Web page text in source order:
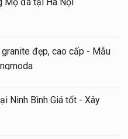
đẹp, cao cấp - Mẫu
Ninh Bình Giá tốt - Xây